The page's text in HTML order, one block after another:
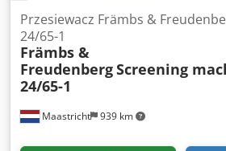
Maastricht 939 km
Przesiewacz Främbs &
24/65-1
Främbs &
FreudenbergScreening
24/65-1